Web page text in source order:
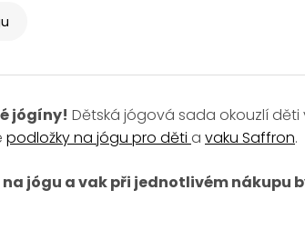
jógíny! Dětská jógová sada okouzlí
podložky na jógu pro děti a vaku Saffron.
jógu a vak při jednotlivém nákupu